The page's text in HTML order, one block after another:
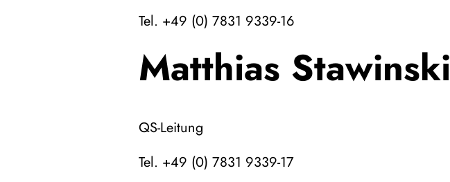
Tel. +49 (0) 7831 9339-16
Matthias Stawinski
QS-Leitung
Tel. +49 (0) 7831 9339-17